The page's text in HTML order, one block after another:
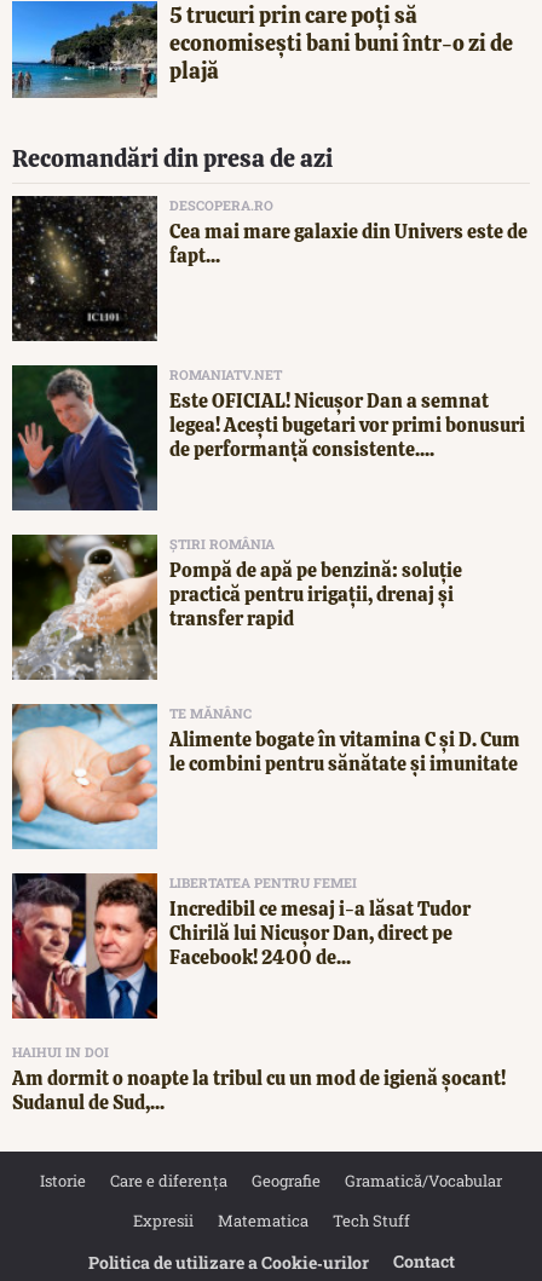
5 trucuri prin care poți să
economisești bani buni într-o zi de
plajă
Recomandări din presa de azi
DESCOPERA.RO
Cea mai mare galaxie din Univers este de
fapt...
ROMANIATV.NET
Este OFICIAL! Nicușor Dan a semnat
legea! Acești bugetari vor primi bonusuri
de performanță consistente....
ȘTIRI ROMÂNIA
Pompă de apă pe benzină: soluție
practică pentru irigații, drenaj și
transfer rapid
TE MĂNÂNC
Alimente bogate în vitamina C și D. Cum
le combini pentru sănătate și imunitate
LIBERTATEA PENTRU FEMEI
Incredibil ce mesaj i-a lăsat Tudor
Chirilă lui Nicușor Dan, direct pe
Facebook! 2400 de...
HAIHUI IN DOI
Am dormit o noapte la tribul cu un mod de igienă șocant!
Sudanul de Sud,...
Istorie Care e diferența Geografie
Gramatică/Vocabular
Expresii
Matematica Tech Stuff
Politica de utilizare a Cookie‐urilor Contact